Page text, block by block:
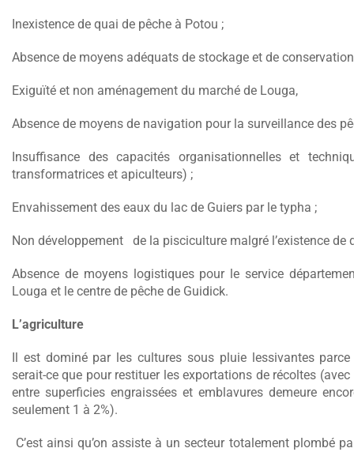
Inexistence de quai de pêche à Potou ;
Absence de moyens adéquats de stockage et de
Exiguïté et non aménagement du marché de Louga,
Absence de moyens de navigation pour la surveillance des
Insuffisance des capacités organisationnelles et
transformatrices et apiculteurs) ;
Envahissement des eaux du lac de Guiers par le typha ;
Non développement de la pisciculture malgré l’existence de
Absence de moyens logistiques pour le service
Louga et le centre de pêche de Guidick.
L’agriculture
Il est dominé par les cultures sous pluie lessivantes
serait-ce que pour restituer les exportations de récoltes
entre superficies engraissées et emblavures demeure
seulement 1 à 2%).
C’est ainsi qu’on assiste à un secteur totalement plombé